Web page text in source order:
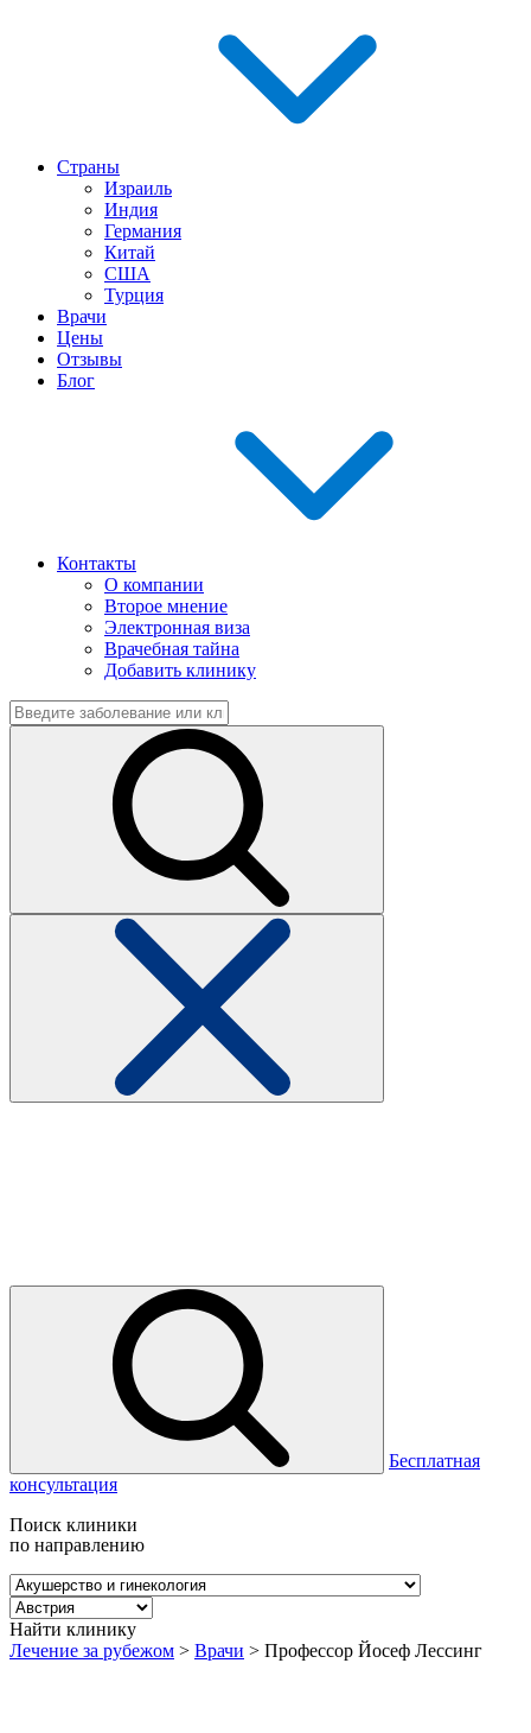
Страны
Израиль
Индия
Германия
Китай
США
Турция
Врачи
Цены
Отзывы
Блог
Контакты
О компании
Второе мнение
Электронная виза
Врачебная тайна
Добавить клинику
Бесплатная
консультация
Поиск клиники
по направлению
Найти клинику
Лечение за рубежом > Врачи > Профессор Йосеф Лессинг